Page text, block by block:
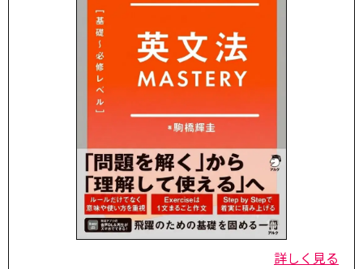
詳しく見る